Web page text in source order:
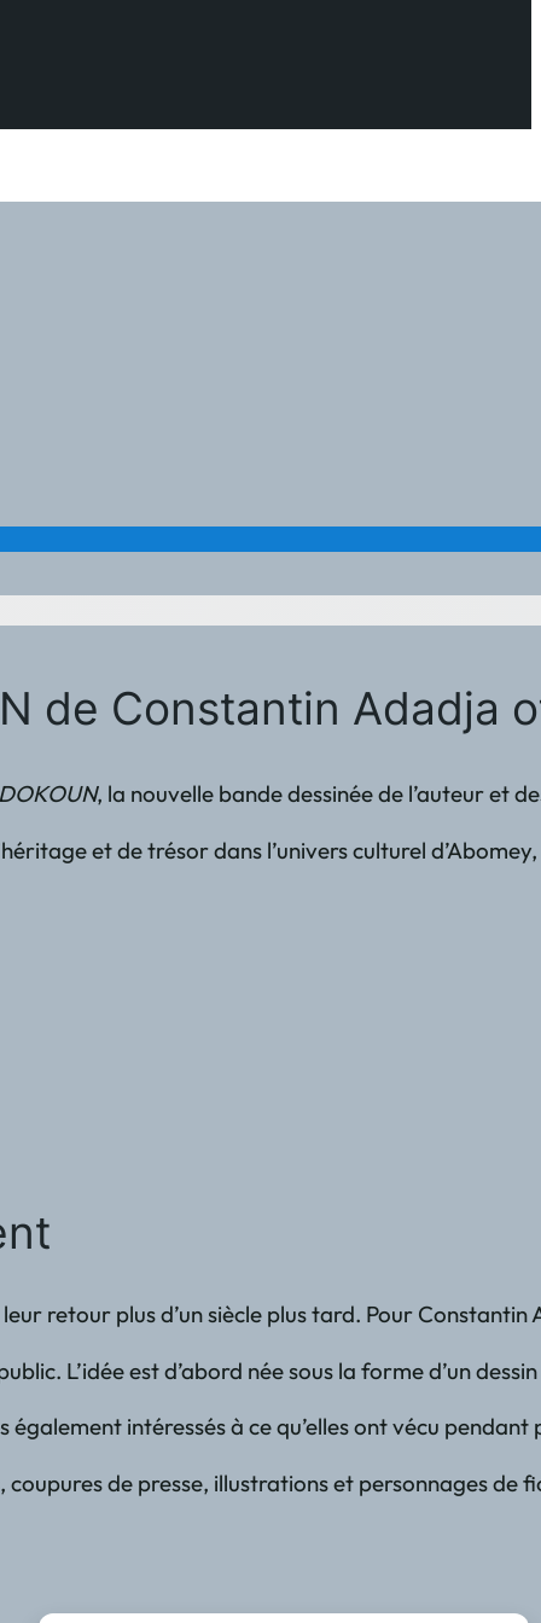
de Constantin Adadja
DOKOUN, la nouvelle bande dessinée de l’auteur et
et de trésor dans l’univers culturel
retour plus d’un siècle plus tard. Pour
L’idée est d’abord née sous la forme d’un
intéressés à ce qu’elles ont vécu
de presse, illustrations et